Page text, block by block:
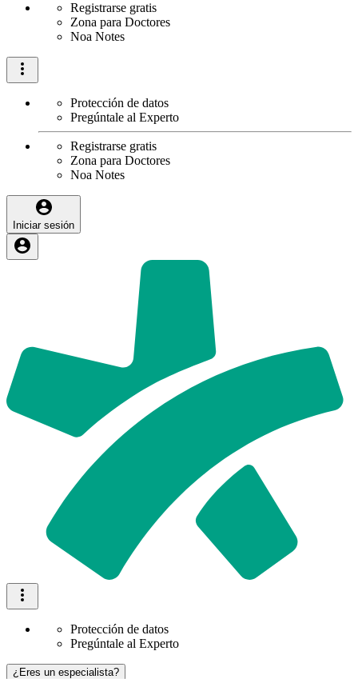
Registrarse gratis
Zona para Doctores
Noa Notes
Protección de datos
Pregúntale al Experto
Registrarse gratis
Zona para Doctores
Noa Notes
Iniciar sesión
Protección de datos
Pregúntale al Experto
¿Eres un especialista?